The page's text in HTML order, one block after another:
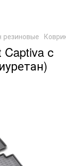
резиновые
с